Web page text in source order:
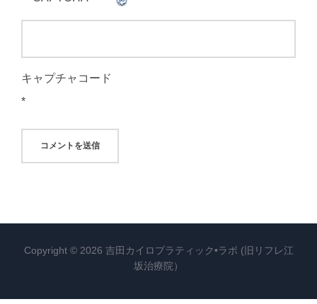
キャプチャコード
*
Copyright © 2026 吉田カイロプラティック•ラボ (旧リフレ江
坂治療院）